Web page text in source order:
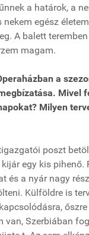
a határok, a
nekem egész
A balett
magam.
a
Mivel
Milyen
poszt
egy kis pihenő.
és a nyár nagy
Külföldre is
van, Szerbiában